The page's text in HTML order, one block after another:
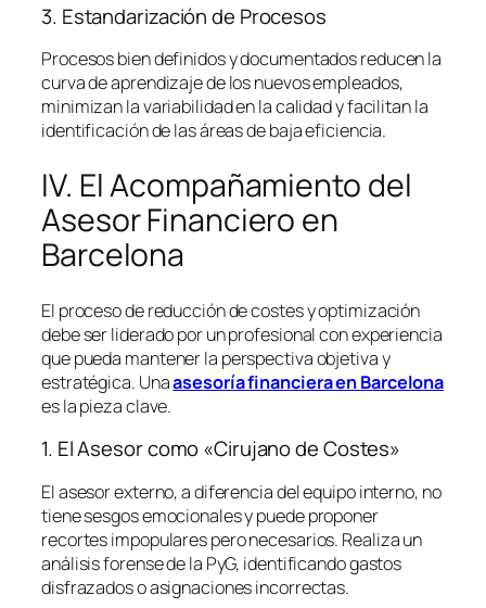
3. Estandarización de Procesos
Procesos bien definidos y documentados reducen la
curva de aprendizaje de los nuevos empleados,
minimizan la variabilidad en la calidad y facilitan la
identificación de las áreas de baja eficiencia.
IV. El Acompañamiento del
Asesor Financiero en
Barcelona
El proceso de reducción de costes y optimización
debe ser liderado por un profesional con experiencia
que pueda mantener la perspectiva objetiva y
estratégica. Unaasesoría financiera en Barcelona
es la pieza clave.
1. El Asesor como «Cirujano de Costes»
El asesor externo, a diferencia del equipo interno, no
tiene sesgos emocionales y puede proponer
recortes impopulares pero necesarios. Realiza un
análisis forense de la PyG, identificando gastos
disfrazados o asignaciones incorrectas.